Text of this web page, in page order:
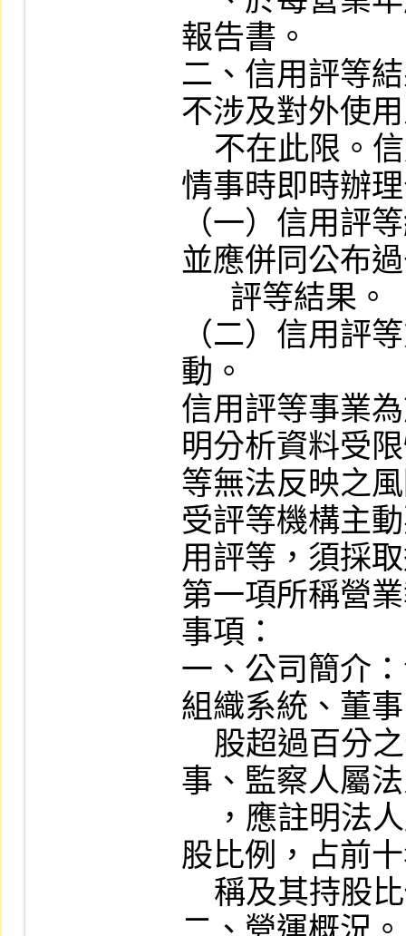
報告書。
二、信用評等
不涉及對外使
情事時即時辦
（一）信用評
並應併同公布
（二）信用評
動。
信用評等事業
明分析資料受
等無法反映之
受評等機構主
用評等，須採
第一項所稱營
事項：
一、公司簡介
組織系統、董
事、監察人屬
股比例，占前